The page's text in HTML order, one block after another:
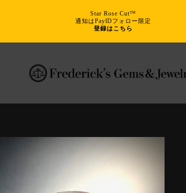
Star Rose Cut™
通知はPayIDフォロー限定
登録はこちら